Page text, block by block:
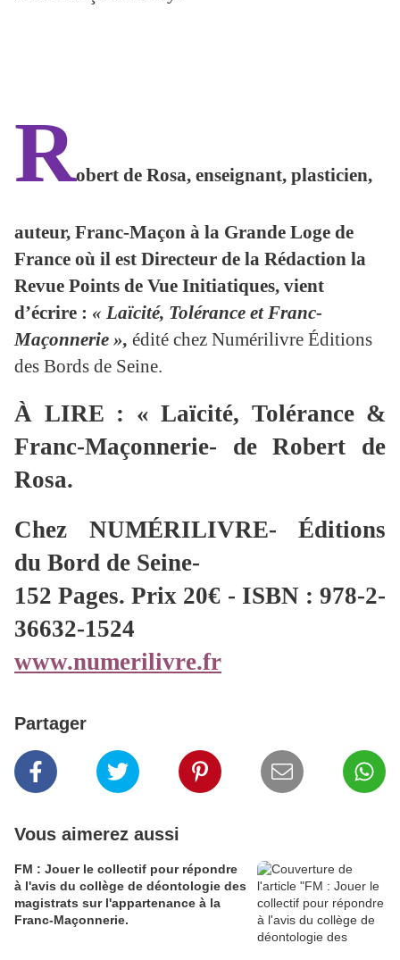
Robert de Rosa, enseignant, plasticien,
auteur, Franc-Maçon à la Grande Loge de
France où il est Directeur de la Rédaction la
Revue Points de Vue Initiatiques, vient
d’écrire : « Laïcité, Tolérance et Franc-
Maçonnerie », édité chez Numérilivre Éditions
des Bords de Seine.
À LIRE : « Laïcité, Tolérance &
Franc-Maçonnerie- de Robert de
Rosa.
Chez NUMÉRILIVRE- Éditions
du Bord de Seine-
152 Pages. Prix 20€ - ISBN : 978-2-
36632-1524
www.numerilivre.fr
Partager
Vous aimerez aussi
FM : Jouer le collectif pour répondre
à l'avis du collège de déontologie des
magistrats sur l'appartenance à la
Franc-Maçonnerie.